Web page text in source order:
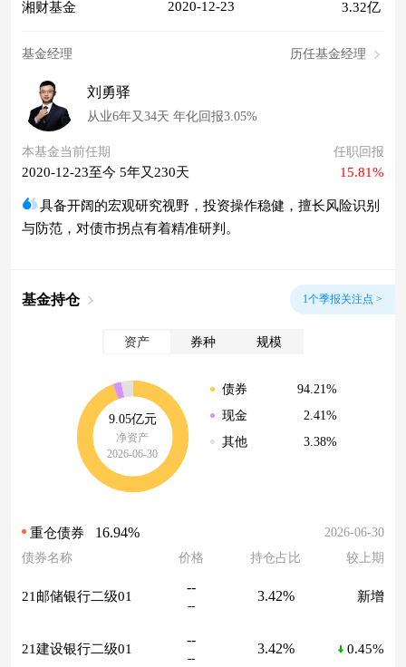
湘财基金 2020-12-23 3.32亿
基金经理 历任基金经理
刘勇驿
从业6年又34天 年化回报3.05%
本基金当前任期
2020-12-23至今 5年又230天
任职回报
15.81%
具备开阔的宏观研究视野，投资操作稳健，擅长风险识别
与防范，对债市拐点有着精准研判。
基金持仓 1个季报关注点 >
资产 券种 规模
9.05亿元
净资产
2026-06-30
债券
94.21%
现金
2.41%
其他
3.38%
重仓债券 16.94%
2026-06-30
债券名称
价格 持仓占比 较上期
21邮储银行二级01
--
--
3.42% 新增
21建设银行二级01
--
--
3.42% 0.45%